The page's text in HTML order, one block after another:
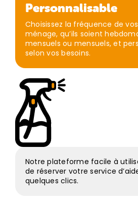
Personnalisable
Choisissez la fréquence de
ménage, qu’ils soient
mensuels ou mensuels, et
selon vos besoins.
Notre plateforme facile à
de réserver votre service
quelques clics.